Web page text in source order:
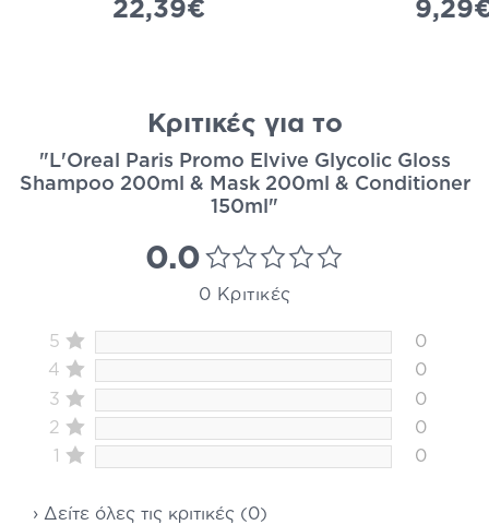
22,39€
Κριτικές για το
"L'Oreal Paris Promo Elvive Glycolic Gloss
Shampoo 200ml & Mask 200ml & Conditioner
150ml"
0.0
0 Κριτικές
5
0
4
0
3
0
2
0
1
0
› Δείτε όλες τις κριτικές (0)